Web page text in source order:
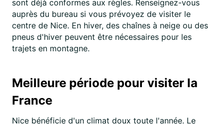
sont déjà conformes aux règles. Renseignez-vous
auprès du bureau si vous prévoyez de visiter le
centre de Nice. En hiver, des chaînes à neige ou des
pneus d'hiver peuvent être nécessaires pour les
trajets en montagne.
Meilleure période pour visiter la
France
Nice bénéficie d'un climat doux toute l'année. Le